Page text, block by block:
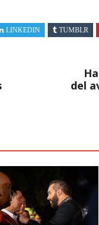
LINKEDIN TUMBLR
del